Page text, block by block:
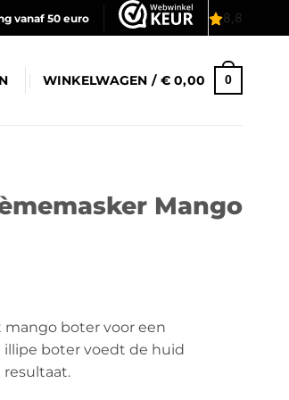
vanaf 50 euro
WINKELWAGEN / €0,00 0
Mango
mango boter voor een
boter voedt de huid
resultaat.